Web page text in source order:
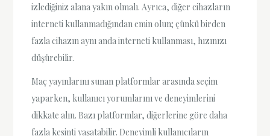
izlediğiniz alana yakın olmalı. Ayrıca, diğer cihazların
interneti kullanmadığından emin olun; çünkü birden
fazla cihazın aynı anda interneti kullanması, hızınızı
düşürebilir.
Maç yayınlarını sunan platformlar arasında seçim
yaparken, kullanıcı yorumlarını ve deneyimlerini
dikkate alın. Bazı platformlar, diğerlerine göre daha
fazla kesinti yaşatabilir. Deneyimli kullanıcıların